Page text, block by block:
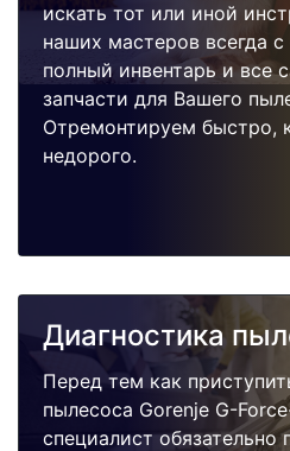
искать тот или иной
наших мастеров всегда
полный инвентарь и все
запчасти для Вашего
Отремонтируем быстро,
недорого.
Диагностика
Перед тем как
пылесоса Gorenje G-
специалист обязательно